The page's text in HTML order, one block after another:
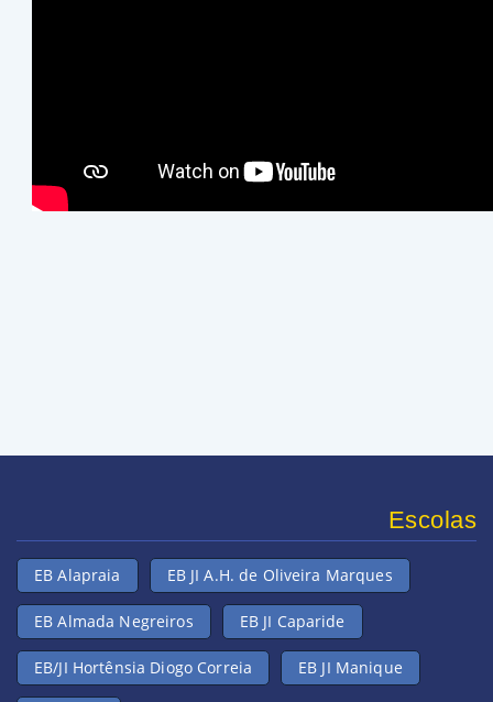
Escolas
EB Alapraia EB JI A.H. de Oliveira Marques
EB Almada Negreiros EB JI Caparide
EB/JI Hortênsia Diogo Correia EB JI Manique